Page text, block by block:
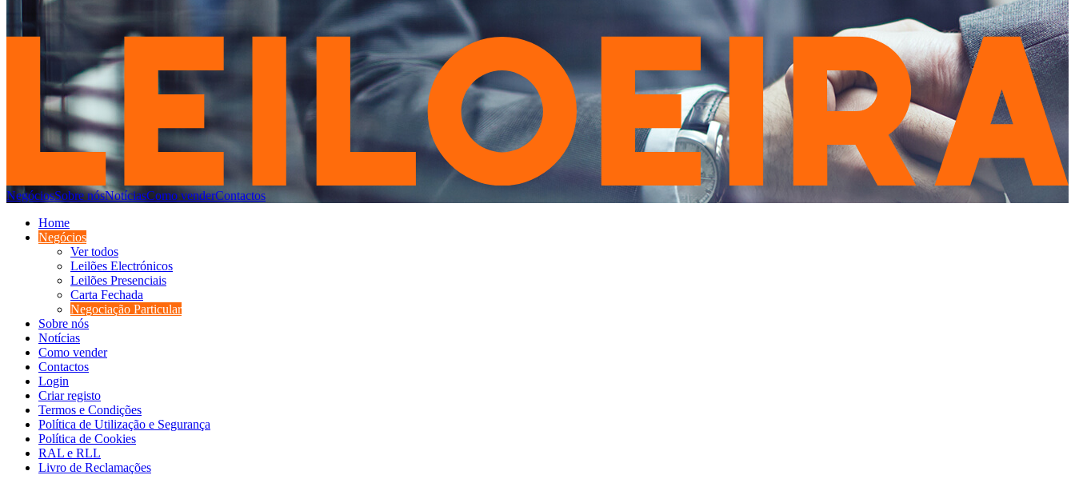
NegóciosSobre nósNotíciasComo venderContactos
Home
Negócios
Ver todos
Leilões Electrónicos
Leilões Presenciais
Carta Fechada
Negociação Particular
Sobre nós
Notícias
Como vender
Contactos
Login
Criar registo
Termos e Condições
Política de Utilização e Segurança
Política de Cookies
RAL e RLL
Livro de Reclamações